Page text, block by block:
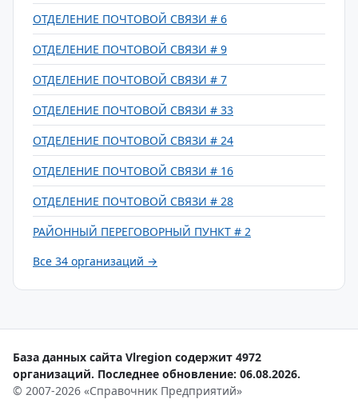
ОТДЕЛЕНИЕ ПОЧТОВОЙ СВЯЗИ # 6
ОТДЕЛЕНИЕ ПОЧТОВОЙ СВЯЗИ # 9
ОТДЕЛЕНИЕ ПОЧТОВОЙ СВЯЗИ # 7
ОТДЕЛЕНИЕ ПОЧТОВОЙ СВЯЗИ # 33
ОТДЕЛЕНИЕ ПОЧТОВОЙ СВЯЗИ # 24
ОТДЕЛЕНИЕ ПОЧТОВОЙ СВЯЗИ # 16
ОТДЕЛЕНИЕ ПОЧТОВОЙ СВЯЗИ # 28
РАЙОННЫЙ ПЕРЕГОВОРНЫЙ ПУНКТ # 2
Все 34 организаций →
База данных сайта Vlregion содержит 4972
организаций. Последнее обновление: 06.08.2026.
© 2007-2026 «Справочник Предприятий»